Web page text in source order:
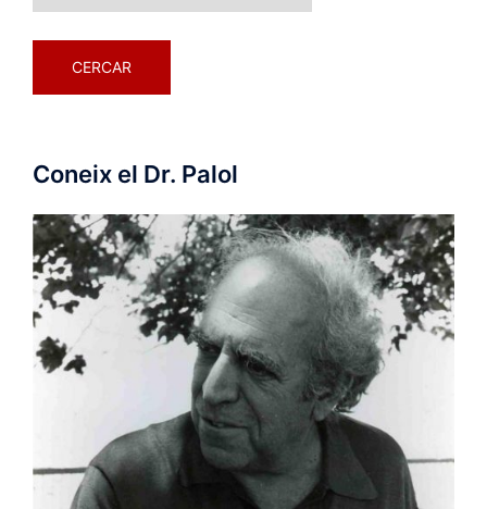
Coneix el Dr. Palol